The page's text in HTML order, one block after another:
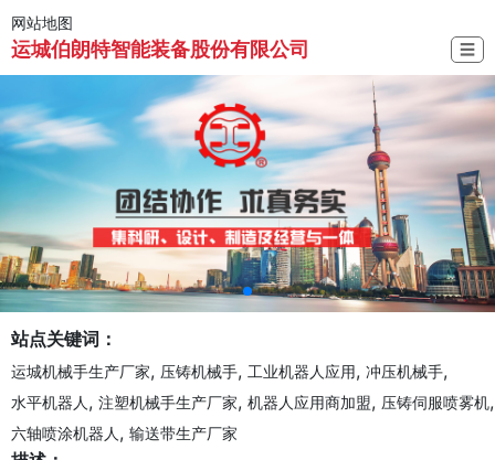
网站地图
运城伯朗特智能装备股份有限公司 ☰
站点关键词：
运城机械手生产厂家, 压铸机械手, 工业机器人应用, 冲压机械手,
水平机器人 , 注塑机械手生产厂家, 机器人应用商加盟, 压铸伺服喷雾机,
六轴喷涂机器人 , 输送带生产厂家